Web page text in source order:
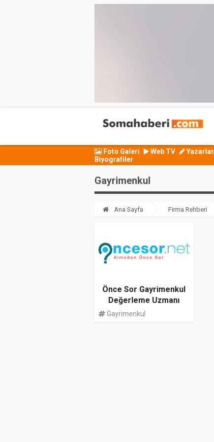
Foto Galeri Web TV Yazarlar
Biyografiler
Gayrimenkul
Ana Sayfa Firma Rehberi
Önce Sor Gayrimenkul
Değerleme Uzmanı
Gayrimenkul